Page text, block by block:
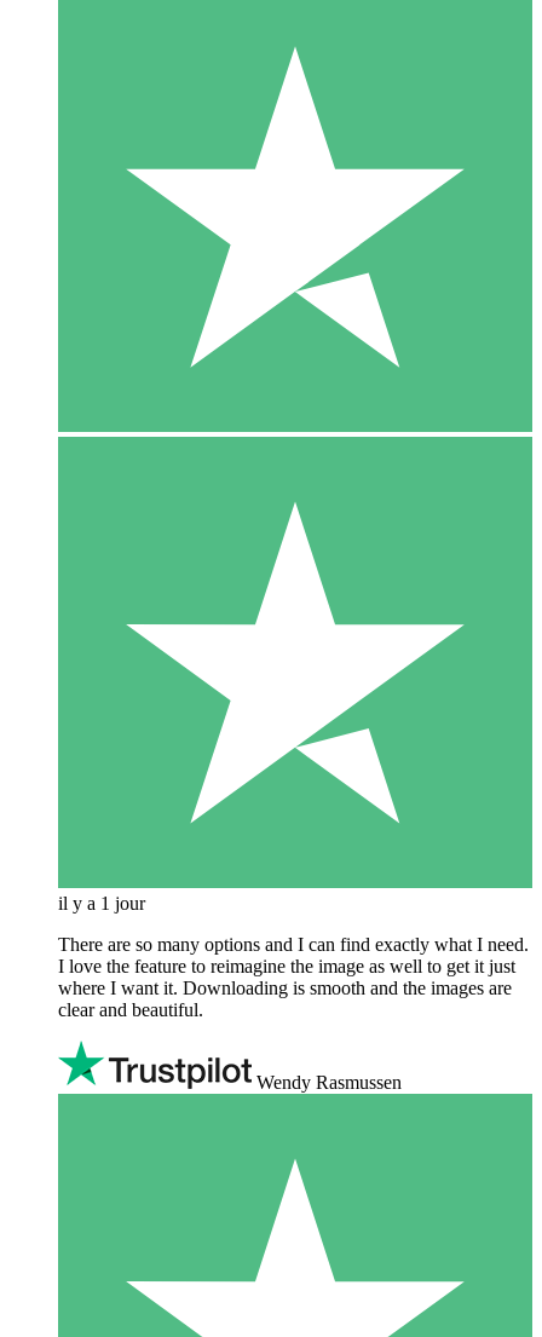
il y a 1 jour
There are so many options and I can find exactly what I need.
I love the feature to reimagine the image as well to get it just
where I want it. Downloading is smooth and the images are
clear and beautiful.
Wendy Rasmussen